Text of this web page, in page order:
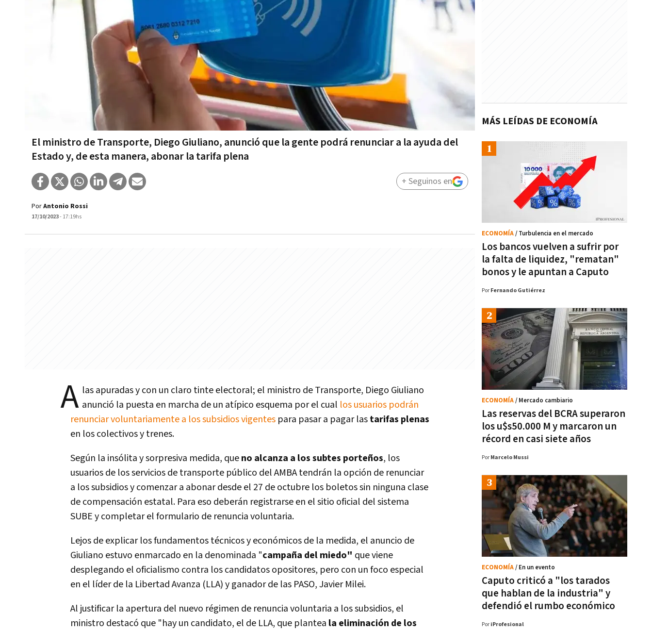
El ministro de Transporte, Diego Giuliano, anunció que la gente podrá renunciar a la ayuda del
Estado y, de esta manera, abonar la tarifa plena
PorAntonio Rossi
17/10/2023- 17:19hs
+ Seguinos en
A las apuradas y con un claro tinte electoral; el ministro de Transporte, Diego Giuliano
anunció la puesta en marcha de un atípico esquema por el cual los usuarios podrán
renunciar voluntariamente a los subsidios vigentes para pasar a pagar lastarifas plenas
en los colectivos y trenes.
Según la insólita y sorpresiva medida, queno alcanza a los subtes porteños, los
usuarios de los servicios de transporte público del AMBA tendrán la opción de renunciar
a los subsidios y comenzar a abonar desde el 27 de octubre los boletos sin ninguna clase
de compensación estatal. Para eso deberán registrarse en el sitio oficial del sistema
SUBE y completar el formulario de renuncia voluntaria.
Lejos de explicar los fundamentos técnicos y económicos de la medida, el anuncio de
Giuliano estuvo enmarcado en la denominada "campaña del miedo" que viene
desplegando el oficialismo contra los candidatos opositores, pero con un foco especial
en el líder de la Libertad Avanza (LLA) y ganador de las PASO, Javier Milei.
Al justificar la apertura del nuevo régimen de renuncia voluntaria a los subsidios, el
ministro destacó que "hay un candidato, el de LLA, que plantea la eliminación de los
MÁS LEÍDAS DE ECONOMÍA
Los bancos vuelven a sufrir por
la falta de liquidez, "rematan"
bonos y le apuntan a Caputo
ECONOMÍA/ Turbulencia en el mercado
Por Fernando Gutiérrez
Las reservas del BCRA superaron
los u$s50.000 M y marcaron un
récord en casi siete años
ECONOMÍA/ Mercado cambiario
Por Marcelo Mussi
Caputo criticó a "los tarados
que hablan de la industria" y
defendió el rumbo económico
ECONOMÍA/ En un evento
Por iProfesional